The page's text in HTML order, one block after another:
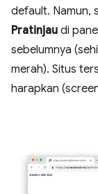
default. Namun,
Pratinjau di
sebelumnya
merah). Situs
harapkan